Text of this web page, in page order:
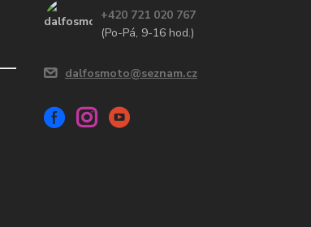
+420 721 020 767
(Po-Pá, 9-16 hod.)
dalfosmoto@seznam.cz